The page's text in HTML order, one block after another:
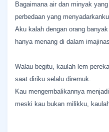
Bagaimana air dan minyak
perbedaan yang
Aku kalah dengan orang
hanya menang di dalam
Walau begitu, kaulah lem
saat diriku selalu diremuk.
Kau mengembalikannya
meski kau bukan milikku,